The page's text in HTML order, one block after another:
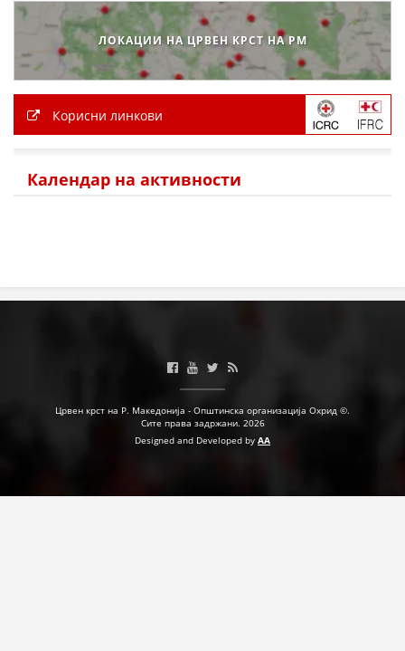
ПОСТЕРИ
ПРЕЗЕНТАЦИИ
ЛОКАЦИИ НА ЦРВЕН КРСТ НА РМ
Корисни линкови
Календар на активности
Црвен крст на Р. Македонија - Општинска организација Охрид ©.
Сите права задржани. 2026
Designed and Developed by AA